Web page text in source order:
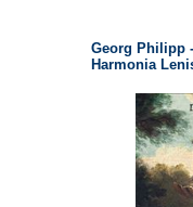
Georg Philipp
Harmonia